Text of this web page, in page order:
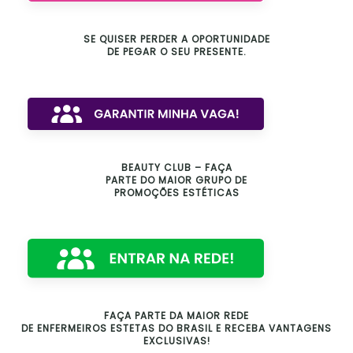
SE QUISER PERDER A OPORTUNIDADE
DE PEGAR O SEU PRESENTE.
BEAUTY CLUB – FAÇA
PARTE DO MAIOR GRUPO DE
PROMOÇÕES ESTÉTICAS
FAÇA PARTE DA MAIOR REDE
DE ENFERMEIROS ESTETAS DO BRASIL E RECEBA VANTAGENS
EXCLUSIVAS!